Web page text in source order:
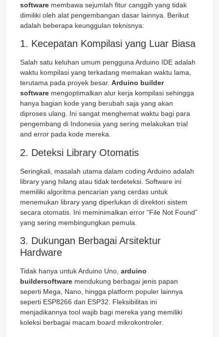
software membawa sejumlah fitur canggih yang tidak
dimiliki oleh alat pengembangan dasar lainnya. Berikut
adalah beberapa keunggulan teknisnya:
1. Kecepatan Kompilasi yang Luar Biasa
Salah satu keluhan umum pengguna Arduino IDE adalah
waktu kompilasi yang terkadang memakan waktu lama,
terutama pada proyek besar. Arduino builder
software mengoptimalkan alur kerja kompilasi sehingga
hanya bagian kode yang berubah saja yang akan
diproses ulang. Ini sangat menghemat waktu bagi para
pengembang di Indonesia yang sering melakukan trial
and error pada kode mereka.
2. Deteksi Library Otomatis
Seringkali, masalah utama dalam coding Arduino adalah
library yang hilang atau tidak terdeteksi. Software ini
memiliki algoritma pencarian yang cerdas untuk
menemukan library yang diperlukan di direktori sistem
secara otomatis. Ini meminimalkan error “File Not Found”
yang sering membingungkan pemula.
3. Dukungan Berbagai Arsitektur
Hardware
Tidak hanya untuk Arduino Uno, arduino
buildersoftware mendukung berbagai jenis papan
seperti Mega, Nano, hingga platform populer lainnya
seperti ESP8266 dan ESP32. Fleksibilitas ini
menjadikannya tool wajib bagi mereka yang memiliki
koleksi berbagai macam board mikrokontroler.